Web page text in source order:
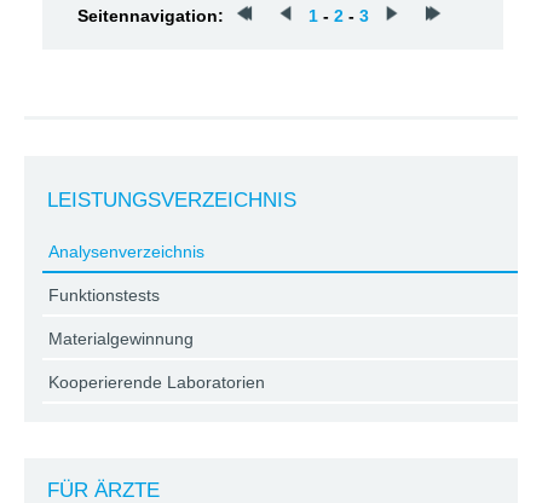
Seitennavigation: 1 - 2 - 3
LEISTUNGSVERZEICHNIS
Analysenverzeichnis
Funktionstests
Materialgewinnung
Kooperierende Laboratorien
FÜR ÄRZTE